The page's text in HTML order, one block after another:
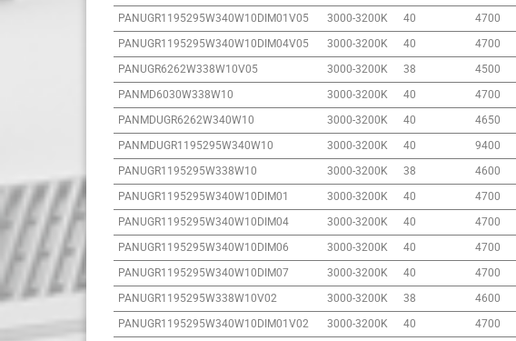
PANUGR1195295W340W10DIM01V05
3000-3200K 40 4700
PANUGR1195295W340W10DIM04V05
3000-3200K 40 4700
PANUGR6262W338W10V05
3000-3200K 38 4500
PANMD6030W338W10
3000-3200K 40 4700
PANMDUGR6262W340W10
3000-3200K 40 4650
PANMDUGR1195295W340W10
3000-3200K 40 9400
PANUGR1195295W338W10
3000-3200K 38 4600
PANUGR1195295W340W10DIM01
3000-3200K 40 4700
PANUGR1195295W340W10DIM04
3000-3200K 40 4700
PANUGR1195295W340W10DIM06
3000-3200K 40 4700
PANUGR1195295W340W10DIM07
3000-3200K 40 4700
PANUGR1195295W338W10V02
3000-3200K 38 4600
PANUGR1195295W340W10DIM01V02
3000-3200K 40 4700